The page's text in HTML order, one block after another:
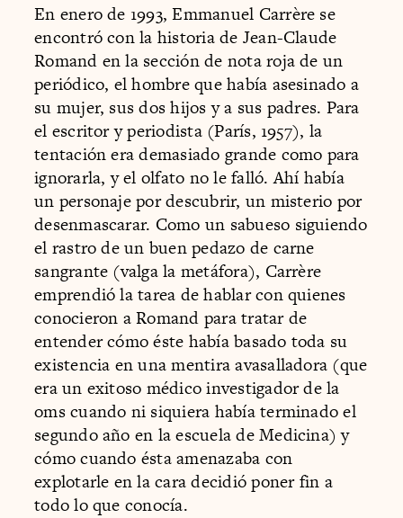
En enero de 1993, Emmanuel Carrère se
encontró con la historia de Jean-Claude
Romand en la sección de nota roja de un
periódico, el hombre que había asesinado a
su mujer, sus dos hijos y a sus padres. Para
el escritor y periodista (París, 1957), la
tentación era demasiado grande como para
ignorarla, y el olfato no le falló. Ahí había
un personaje por descubrir, un misterio por
desenmascarar. Como un sabueso siguiendo
el rastro de un buen pedazo de carne
sangrante (valga la metáfora), Carrère
emprendió la tarea de hablar con quienes
conocieron a Romand para tratar de
entender cómo éste había basado toda su
existencia en una mentira avasalladora (que
era un exitoso médico investigador de la
oms cuando ni siquiera había terminado el
segundo año en la escuela de Medicina) y
cómo cuando ésta amenazaba con
explotarle en la cara decidió poner fin a
todo lo que conocía.